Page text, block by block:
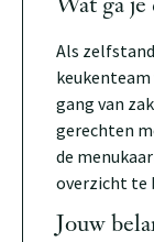
Wat ga je
Als
gang van
gerechten
de
overzicht te
Jouw